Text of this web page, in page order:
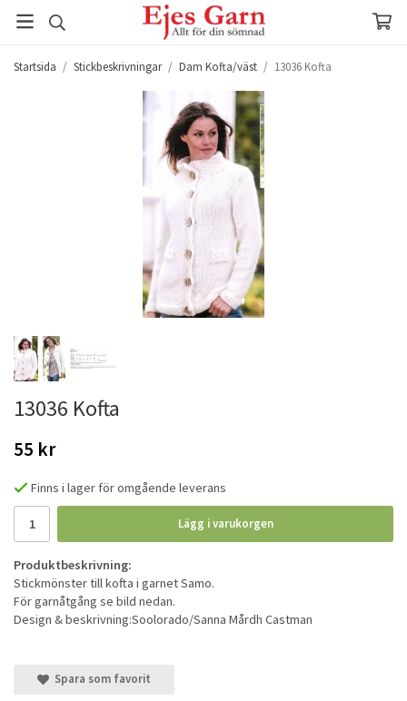
Startsida / Stickbeskrivningar / Dam Kofta/väst / 13036 Kofta
13036 Kofta
55 kr
Finns i lager för omgående leverans
Lägg i varukorgen
Produktbeskrivning:
Stickmönster till kofta i garnet Samo.
För garnåtgång se bild nedan.
Design & beskrivning:Soolorado/Sanna Mårdh Castman
Spara som favorit